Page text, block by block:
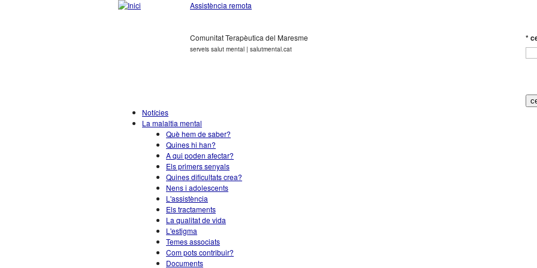
Assistència remota
Comunitat Terapèutica del Maresme
serveis salut mental | salutmental.cat
*
Notícies
La malaltia mental
Què hem de saber?
Quines hi han?
A qui poden afectar?
Els primers senyals
Quines dificultats crea?
Nens i adolescents
L'assistència
Els tractaments
La qualitat de vida
L'estigma
Temes associats
Com pots contribuir?
Documents